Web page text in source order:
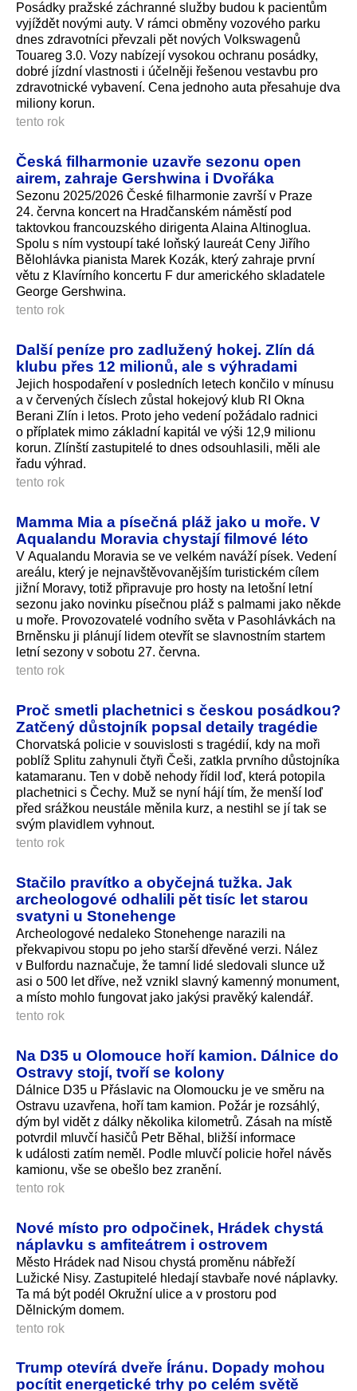
Posádky pražské záchranné služby budou k pacientům
vyjíždět novými auty. V rámci obměny vozového parku
dnes zdravotníci převzali pět nových Volkswagenů
Touareg 3.0. Vozy nabízejí vysokou ochranu posádky,
dobré jízdní vlastnosti i účelněji řešenou vestavbu pro
zdravotnické vybavení. Cena jednoho auta přesahuje dva
miliony korun.
tento rok
Česká filharmonie uzavře sezonu open
airem, zahraje Gershwina i Dvořáka
Sezonu 2025/2026 České filharmonie završí v Praze
24. června koncert na Hradčanském náměstí pod
taktovkou francouzského dirigenta Alaina Altinoglua.
Spolu s ním vystoupí také loňský laureát Ceny Jiřího
Bělohlávka pianista Marek Kozák, který zahraje první
větu z Klavírního koncertu F dur amerického skladatele
George Gershwina.
tento rok
Další peníze pro zadlužený hokej. Zlín dá
klubu přes 12 milionů, ale s výhradami
Jejich hospodaření v posledních letech končilo v mínusu
a v červených číslech zůstal hokejový klub RI Okna
Berani Zlín i letos. Proto jeho vedení požádalo radnici
o příplatek mimo základní kapitál ve výši 12,9 milionu
korun. Zlínští zastupitelé to dnes odsouhlasili, měli ale
řadu výhrad.
tento rok
Mamma Mia a písečná pláž jako u moře. V
Aqualandu Moravia chystají filmové léto
V Aqualandu Moravia se ve velkém naváží písek. Vedení
areálu, který je nejnavštěvovanějším turistickém cílem
jižní Moravy, totiž připravuje pro hosty na letošní letní
sezonu jako novinku písečnou pláž s palmami jako někde
u moře. Provozovatelé vodního světa v Pasohlávkách na
Brněnsku ji plánují lidem otevřít se slavnostním startem
letní sezony v sobotu 27. června.
tento rok
Proč smetli plachetnici s českou posádkou?
Zatčený důstojník popsal detaily tragédie
Chorvatská policie v souvislosti s tragédií, kdy na moři
poblíž Splitu zahynuli čtyři Češi, zatkla prvního důstojníka
katamaranu. Ten v době nehody řídil loď, která potopila
plachetnici s Čechy. Muž se nyní hájí tím, že menší loď
před srážkou neustále měnila kurz, a nestihl se jí tak se
svým plavidlem vyhnout.
tento rok
Stačilo pravítko a obyčejná tužka. Jak
archeologové odhalili pět tisíc let starou
svatyni u Stonehenge
Archeologové nedaleko Stonehenge narazili na
překvapivou stopu po jeho starší dřevěné verzi. Nález
v Bulfordu naznačuje, že tamní lidé sledovali slunce už
asi o 500 let dříve, než vznikl slavný kamenný monument,
a místo mohlo fungovat jako jakýsi pravěký kalendář.
tento rok
Na D35 u Olomouce hoří kamion. Dálnice do
Ostravy stojí, tvoří se kolony
Dálnice D35 u Přáslavic na Olomoucku je ve směru na
Ostravu uzavřena, hoří tam kamion. Požár je rozsáhlý,
dým byl vidět z dálky několika kilometrů. Zásah na místě
potvrdil mluvčí hasičů Petr Běhal, bližší informace
k události zatím neměl. Podle mluvčí policie hořel návěs
kamionu, vše se obešlo bez zranění.
tento rok
Nové místo pro odpočinek, Hrádek chystá
náplavku s amfiteátrem i ostrovem
Město Hrádek nad Nisou chystá proměnu nábřeží
Lužické Nisy. Zastupitelé hledají stavbaře nové náplavky.
Ta má být podél Okružní ulice a v prostoru pod
Dělnickým domem.
tento rok
Trump otevírá dveře Íránu. Dopady mohou
pocítit energetické trhy po celém světě